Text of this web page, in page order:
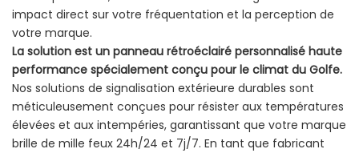
impact direct sur votre fréquentation et la perception de
votre marque.
La solution est un panneau rétroéclairé personnalisé haute
performance spécialement conçu pour le climat du Golfe.
Nos solutions de signalisation extérieure durables sont
méticuleusement conçues pour résister aux températures
élevées et aux intempéries, garantissant que votre marque
brille de mille feux 24h/24 et 7j/7. En tant que fabricant